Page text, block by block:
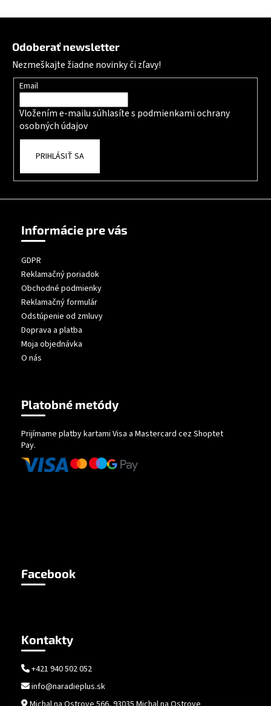
Odoberať newsletter
Nezmeškajte žiadne novinky či zľavy!
Email
Vložením e-mailu súhlasíte s podmienkami ochrany
osobných údajov
PRIHLÁSIŤ SA
Informácie pre vás
GDPR
Reklamačný poriadok
Obchodné podmienky
Reklamačný formulár
Odstúpenie od zmluvy
Doprava a platba
Moja objednávka
O nás
Platobné metódy
Prijímame platby kartami Visa a Mastercard cez Shoptet
Pay.
Facebook
Kontakty
+421 940 502 052
info@naradieplus.sk